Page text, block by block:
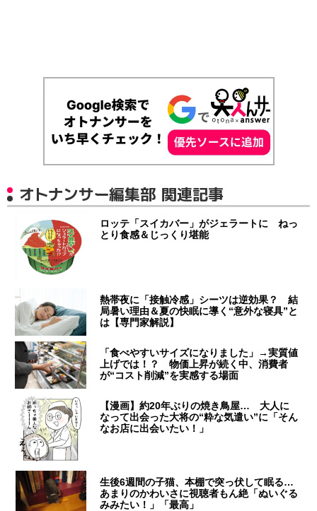
オトナンサー編集部 関連記事
ロッテ「スイカバー」がジェラートに ねっ
とり食感＆じっくり堪能
熱帯夜に「接触冷感」シーツは逆効果？ 結
局暑い理由＆夏の快眠に導く“意外な寝具”と
は【専門家解説】
「食べやすいサイズになりました」→実質値
上げでは！？ 物価上昇が続く中、消費者
が“コスト削減”を実感する場面
【漫画】約20年ぶりの焼き鳥屋… 大人に
なって出会った大将の“粋な気遣い”に「そん
なお店に出会いたい！」
生後6週間の子猫、本棚で突っ伏して眠る…
あまりのかわいさに視聴者もん絶「ぬいぐる
みみたい！」「最高」